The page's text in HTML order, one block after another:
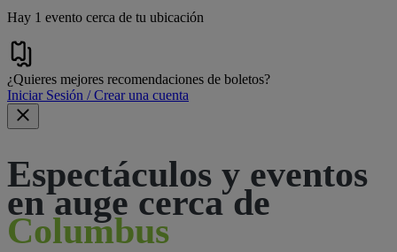
Hay 1 evento cerca de tu ubicación
¿Quieres mejores recomendaciones de boletos?
Iniciar Sesión / Crear una cuenta
Espectáculos y eventos
en auge cerca de
Columbus